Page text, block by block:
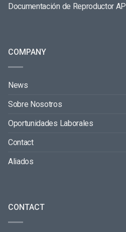
Documentación de Reproductor API
COMPANY
News
Sobre Nosotros
Oportunidades Laborales
Contact
Aliados
CONTACT